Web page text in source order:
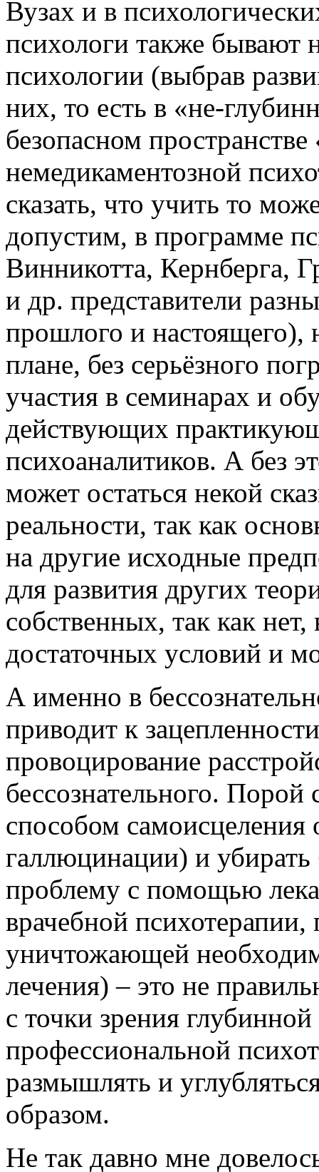
Вузах и в
психологи также бывают
психологии (выбрав
них, то есть в «не-
безопасном
немедикаментозной
сказать, что учить то
допустим, в программе
Винникотта, Кернберга,
и др. представители
прошлого и настоящего),
плане, без серьёзного
участия в семинарах и
действующих
психоаналитиков. А без
может остаться некой
реальности, так как
на другие исходные
для развития других
собственных, так как
достаточных условий и
А именно в
приводит к
провоцирование
бессознательного. Порой
способом самоисцеления
галлюцинации) и
проблему с помощью
врачебной
уничтожающей
лечения) – это не
с точки зрения
профессиональной
размышлять и
образом.
Не так давно мне